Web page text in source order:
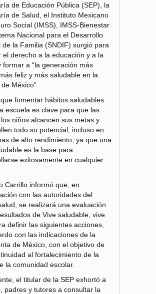
de Educación Pública (SEP), la
de Salud, el Instituto Mexicano
Social (IMSS), IMSS-Bienestar
Nacional para el Desarrollo
de la Familia (SNDIF) surgió para
el derecho a la educación y a la
formar a “la generación más
feliz y más saludable en la
México”.
fomentar hábitos saludables
escuela es clave para que las
niños alcancen sus metas y
todo su potencial, incluso en
de alto rendimiento, ya que una
es la base para
exitosamente en cualquier
Carrillo informó que, en
con las autoridades del
se realizará una evaluación
de Vive saludable, vive
definir las siguientes acciones,
con las indicaciones de la
de México, con el objetivo de
al fortalecimiento de la
la comunidad escolar.
el titular de la SEP exhortó a
padres y tutores a consultar la